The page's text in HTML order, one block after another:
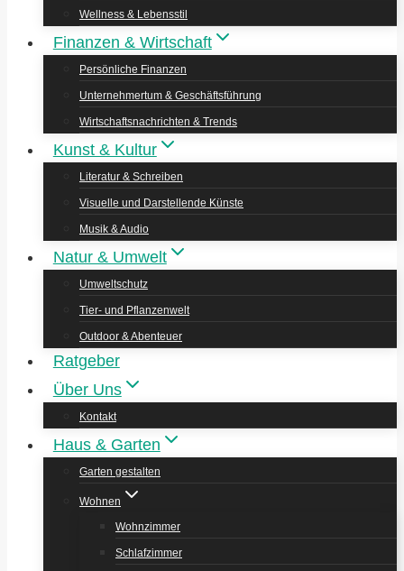
Wellness & Lebensstil
Finanzen & Wirtschaft
Persönliche Finanzen
Unternehmertum & Geschäftsführung
Wirtschaftsnachrichten & Trends
Kunst & Kultur
Literatur & Schreiben
Visuelle und Darstellende Künste
Musik & Audio
Natur & Umwelt
Umweltschutz
Tier- und Pflanzenwelt
Outdoor & Abenteuer
Ratgeber
Über Uns
Kontakt
Haus & Garten
Garten gestalten
Wohnen
Wohnzimmer
Schlafzimmer